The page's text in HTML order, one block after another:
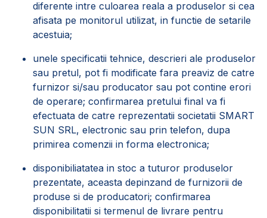
diferente intre culoarea reala a produselor si cea
afisata pe monitorul utilizat, in functie de setarile
acestuia;
unele specificatii tehnice, descrieri ale produselor
sau pretul, pot fi modificate fara preaviz de catre
furnizor si/sau producator sau pot contine erori
de operare; confirmarea pretului final va fi
efectuata de catre reprezentatii societatii SMART
SUN SRL, electronic sau prin telefon, dupa
primirea comenzii in forma electronica;
disponibiliatatea in stoc a tuturor produselor
prezentate, aceasta depinzand de furnizorii de
produse si de producatori; confirmarea
disponibilitatii si termenul de livrare pentru